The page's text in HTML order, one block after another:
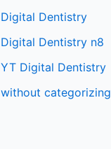
Digital Dentistry
Digital Dentistry n8
YT Digital Dentistry
without categorizing